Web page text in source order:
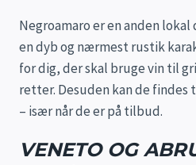
Negroamaro er en anden
en dyb og nærmest rustik
for dig, der skal bruge vin til
retter. Desuden kan de
– især når de er på tilbud.
VENETO OG